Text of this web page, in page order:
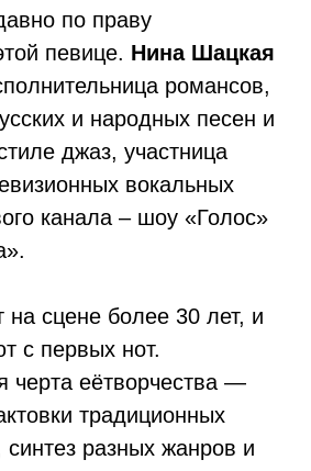
по праву
певице. Нина Шацкая
романсов,
и народных песен и
джаз, участница
вокальных
канала – шоу «Голос»
на сцене более 30 лет, и
с первых нот.
черта еётворчества —
традиционных
синтез разных жанров и